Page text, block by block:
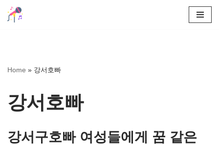
로
너
뛰
Home » 강서호빠
강서호빠
강서구호빠 여성들에게 꿈 같은